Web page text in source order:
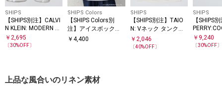
SHIPS
【SHIPS別注】CALVI
N KLEIN: MODERN CT
N 1P
￥ 2,695
〔30%OFF〕
SHIPS Colors
【SHIPS Colors別
注】アイスボックス:
〈接触冷感〉ポケッ
￥4,400
SHIPS
【SHIPS別注】TAIO
N: Vネック タンクト
ップ
￥ 2,046
〔40%OFF〕
SHIPS
【SHIPS
鹿の子 ワ
ロゴ Tシ
￥ 9,240
〔30%OFF〕
上品な風合いのリネン素材